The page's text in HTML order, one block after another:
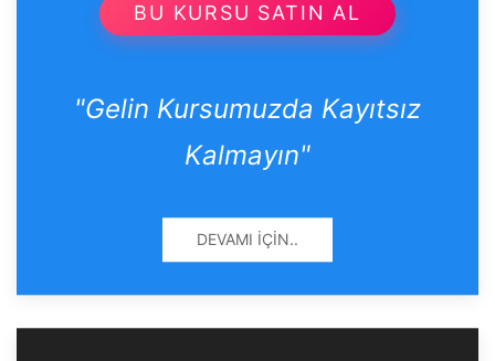
BU KURSU SATIN AL
"Gelin Kursumuzda Kayıtsız
Kalmayın"
DEVAMI İÇIN..